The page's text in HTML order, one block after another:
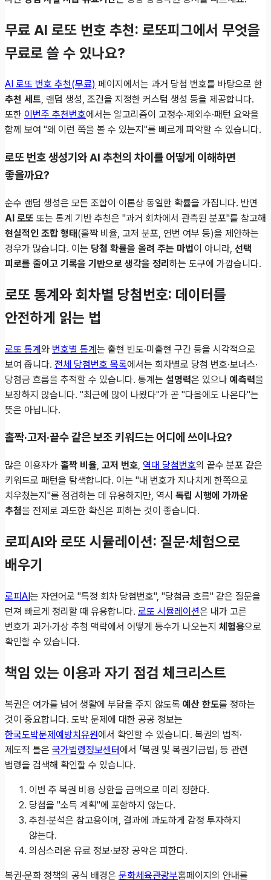
무료 AI 로또 번호 추천: 로또피그에서 무엇을
무료로 쓸 수 있나요?
AI 로또 번호 추천(무료) 페이지에서는 과거 당첨 번호를 바탕으로 한
추천 세트, 랜덤 생성, 조건을 지정한 커스텀 생성 등을 제공합니다.
또한 이번주 추천번호에서는 알고리즘이 고정수·제외수·패턴 요약을
함께 보여 "왜 이런 쪽을 볼 수 있는지"를 빠르게 파악할 수 있습니다.
로또 번호 생성기와 AI 추천의 차이를 어떻게 이해하면
좋을까요?
순수 랜덤 생성은 모든 조합이 이론상 동일한 확률을 가집니다. 반면
AI 로또 또는 통계 기반 추천은 "과거 회차에서 관측된 분포"를 참고해
현실적인 조합 형태(홀짝 비율, 고저 분포, 연번 여부 등)을 제안하는
경우가 많습니다. 이는 당첨 확률을 올려 주는 마법이 아니라, 선택
피로를 줄이고 기록을 기반으로 생각을 정리 하는 도구에 가깝습니다.
로또 통계와 회차별 당첨번호: 데이터를
안전하게 읽는 법
로또 통계와 번호별 통계는 출현 빈도·미출현 구간 등을 시각적으로
보여 줍니다. 전체 당첨번호 목록에서는 회차별로 당첨 번호·보너스·
당첨금 흐름을 추적할 수 있습니다. 통계는 설명력은 있으나 예측력을
보장하지 않습니다. "최근에 많이 나왔다"가 곧 "다음에도 나온다"는
뜻은 아닙니다.
홀짝·고저·끝수 같은 보조 키워드는 어디에 쓰이나요?
많은 이용자가 홀짝 비율, 고저 번호, 역대 당첨번호의 끝수 분포 같은
키워드로 패턴을 탐색합니다. 이는 "내 번호가 지나치게 한쪽으로
치우쳤는지"를 점검하는 데 유용하지만, 역시 독립 시행에 가까운
추첨을 전제로 과도한 확신은 피하는 것이 좋습니다.
로피AI와 로또 시뮬레이션: 질문·체험으로
배우기
로피AI는 자연어로 "특정 회차 당첨번호", "당첨금 흐름" 같은 질문을
던져 빠르게 정리할 때 유용합니다. 로또 시뮬레이션은 내가 고른
번호가 과거·가상 추첨 맥락에서 어떻게 등수가 나오는지 체험용으로
확인할 수 있습니다.
책임 있는 이용과 자기 점검 체크리스트
복권은 여가를 넘어 생활에 부담을 주지 않도록 예산 한도를 정하는
것이 중요합니다. 도박 문제에 대한 공공 정보는
한국도박문제예방치유원에서 확인할 수 있습니다. 복권의 법적·
제도적 틀은 국가법령정보센터에서 「복권 및 복권기금법」 등 관련
법령을 검색해 확인할 수 있습니다.
이번 주 복권 비용 상한을 금액으로 미리 정한다.
당첨을 "소득 계획"에 포함하지 않는다.
추천·분석은 참고용이며, 결과에 과도하게 감정 투자하지
않는다.
의심스러운 유료 정보·보장 공약은 피한다.
복권·문화 정책의 공식 배경은 문화체육관광부홈페이지의 안내를